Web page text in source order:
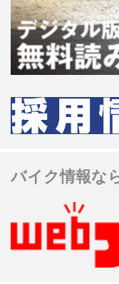
バイク情報な